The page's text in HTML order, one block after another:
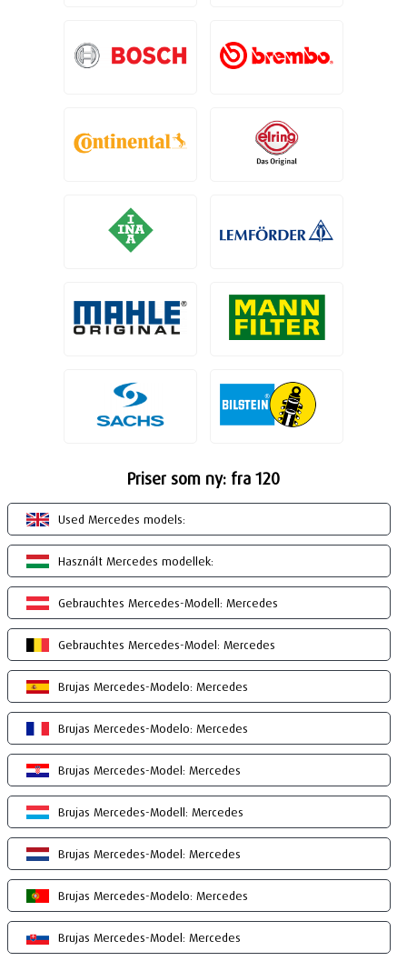
Priser som ny: fra 120
Used Mercedes models:
Használt Mercedes modellek:
Gebrauchtes Mercedes-Modell: Mercedes
Gebrauchtes Mercedes-Model: Mercedes
Brujas Mercedes-Modelo: Mercedes
Brujas Mercedes-Modelo: Mercedes
Brujas Mercedes-Model: Mercedes
Brujas Mercedes-Modell: Mercedes
Brujas Mercedes-Model: Mercedes
Brujas Mercedes-Modelo: Mercedes
Brujas Mercedes-Model: Mercedes